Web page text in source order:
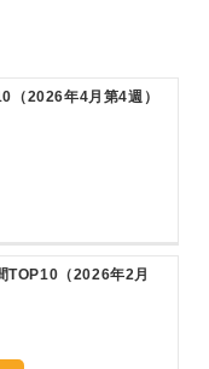
（2026年4月第4週）
TOP10（2026年2月